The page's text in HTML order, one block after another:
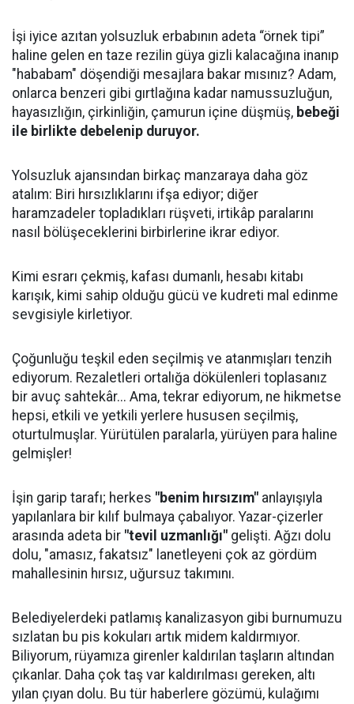
İşi iyice azıtan yolsuzluk erbabının adeta “örnek tipi”
haline gelen en taze rezilin güya gizli kalacağına inanıp
"hababam" döşendiği mesajlara bakar mısınız? Adam,
onlarca benzeri gibi gırtlağına kadar namussuzluğun,
hayasızlığın, çirkinliğin, çamurun içine düşmüş, bebeği
ile birlikte debelenip duruyor.
Yolsuzluk ajansından birkaç manzaraya daha göz
atalım: Biri hırsızlıklarını ifşa ediyor; diğer
haramzadeler topladıkları rüşveti, irtikâp paralarını
nasıl bölüşeceklerini birbirlerine ikrar ediyor.
Kimi esrarı çekmiş, kafası dumanlı, hesabı kitabı
karışık, kimi sahip olduğu gücü ve kudreti mal edinme
sevgisiyle kirletiyor.
Çoğunluğu teşkil eden seçilmiş ve atanmışları tenzih
ediyorum. Rezaletleri ortalığa dökülenleri toplasanız
bir avuç sahtekâr... Ama, tekrar ediyorum, ne hikmetse
hepsi, etkili ve yetkili yerlere hususen seçilmiş,
oturtulmuşlar. Yürütülen paralarla, yürüyen para haline
gelmişler!
İşin garip tarafı; herkes "benim hırsızım" anlayışıyla
yapılanlara bir kılıf bulmaya çabalıyor. Yazar-çizerler
arasında adeta bir "tevil uzmanlığı" gelişti. Ağzı dolu
dolu, "amasız, fakatsız" lanetleyeni çok az gördüm
mahallesinin hırsız, uğursuz takımını.
Belediyelerdeki patlamış kanalizasyon gibi burnumuzu
sızlatan bu pis kokuları artık midem kaldırmıyor.
Biliyorum, rüyamıza girenler kaldırılan taşların altından
çıkanlar. Daha çok taş var kaldırılması gereken, altı
yılan çıyan dolu. Bu tür haberlere gözümü, kulağımı